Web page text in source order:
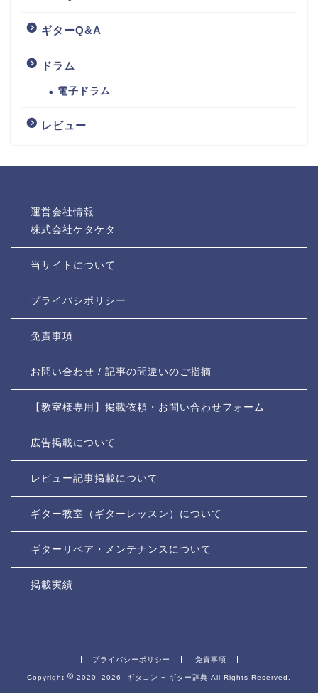
ギターQ&A
ドラム
電子ドラム
レビュー
運営会社情報
株式会社ケタケタ
当サイトについて
プライバシポリシー
免責事項
お問い合わせ / 記事の間違いのご指摘
【教室様専用】掲載依頼・お問い合わせフォーム
広告掲載について
レビュー記事掲載について
ギター教室（ギターレッスン）について
ギターリペア・メンテナンスについて
掲載実績
プライバシーポリシー 免責事項
Copyright 2020–2026 ギタコン − ギター辞典 All Rights Reserved.